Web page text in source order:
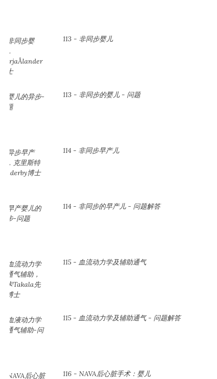
113 - 非同步婴儿
113 - 非同步的婴儿 - 问题
114 - 非同步早产儿
114 - 非同步的早产儿 - 问题解答
115 - 血流动力学及辅助通气
115 - 血流动力学及辅助通气 - 问题解答
116 - NAVA后心脏手术：婴儿